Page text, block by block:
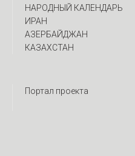
НАРОДНЫЙ КАЛЕНДАРЬ
ИРАН
АЗЕРБАЙДЖАН
КАЗАХСТАН
Портал проекта